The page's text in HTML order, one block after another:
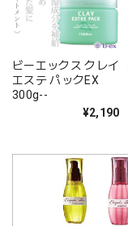
ビーエックス クレイ
エステ パックEX
300g--
¥2,190